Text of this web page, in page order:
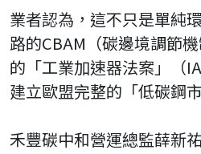
業者認為，這不只是單純
路的CBAM（碳邊境調節
的「工業加速器法案」（
建立歐盟完整的「低碳鋼
禾豐碳中和營運總監薛新